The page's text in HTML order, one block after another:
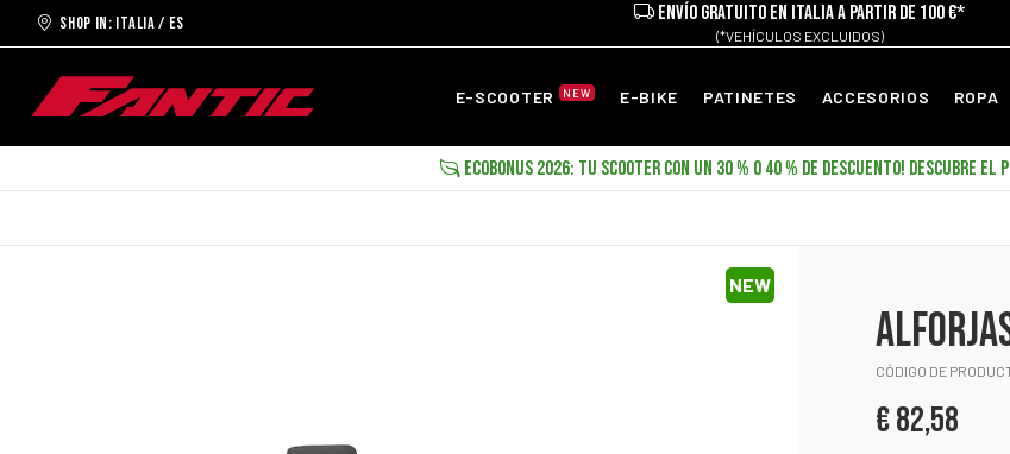
Shop in: ITALIA / ES ENVÍO GRATUITO EN ITALIA A PARTIR DE 100 €*
(*VEHÍCULOS EXCLUIDOS)
E-SCOOTER NEW E-BIKE PATINETES ACCESORIOS ROPA
ECOBONUS 2026: TU SCOOTER CON UN 30 % O 40 % DE DESCUENTO! DESCUBRE EL
NEW
CÓDIGO DE
€ 82,58